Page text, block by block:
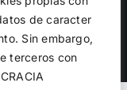
de caracter
Sin embargo,
terceros con
All Rights Reserved
y mejorar
las cookies,
preferencias.